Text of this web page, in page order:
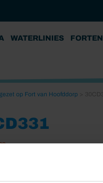
WATERLINIES FORTEN
op Fort van Hoofddorp